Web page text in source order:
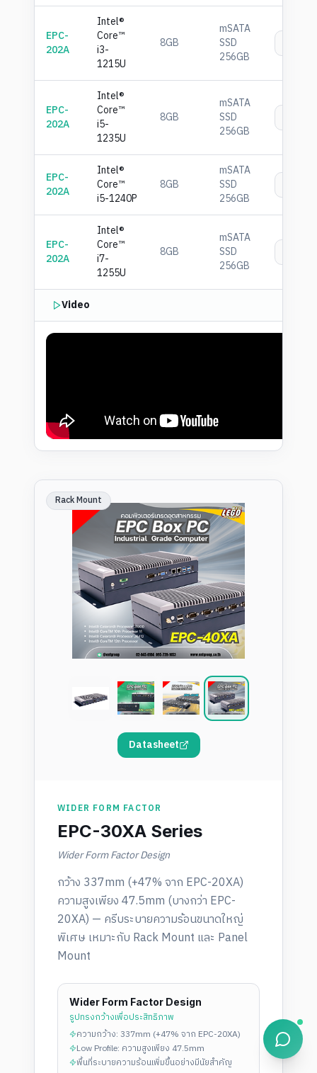
EPC-
202A
Intel®
Core™
i3-
1215U
8GB
mSATA
SSD
256GB
EPC-
202A
Intel®
Core™
i5-
1235U
8GB
mSATA
SSD
256GB
EPC-
202A
Intel®
Core™
i5-1240P
8GB
mSATA
SSD
256GB
EPC-
202A
Intel®
Core™
i7-
1255U
8GB
mSATA
SSD
256GB
Video
Rack Mount
Datasheet
WIDER FORM FACTOR
EPC-30XA Series
Wider Form Factor Design
กว้าง 337mm (+47% จาก EPC-20XA)
ความสูงเพียง 47.5mm (บางกว่า EPC-
20XA) — ครีบระบายความร้อนขนาดใหญ่
พิเศษ เหมาะกับ Rack Mount และ Panel
Mount
Wider Form Factor Design
รูปทรงกว้างเพื่อประสิทธิภาพ
ความกว้าง: 337mm (+47% จาก EPC-20XA)
Low Profile: ความสูงเพียง 47.5mm
พื้นที่ระบายความร้อนเพิ่มขึ้นอย่างมีนัยสำคัญ